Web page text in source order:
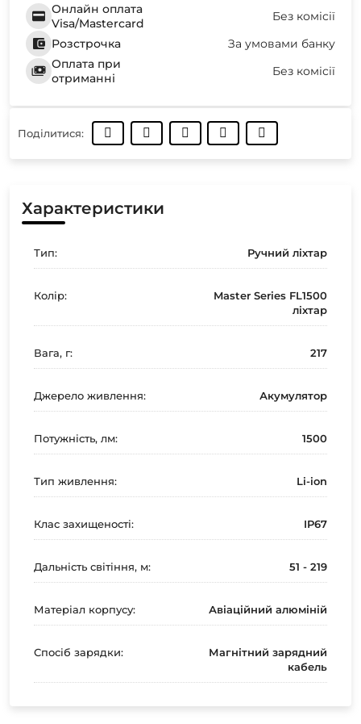
Онлайн оплата
Visa/Mastercard
Без комісії
Розстрочка
За умовами банку
Оплата при
отриманні
Без комісії
Поділитися:
Характеристики
Тип: Ручний ліхтар
Колір:
Master Series FL1500
ліхтар
Вага, г: 217
Джерело живлення: Акумулятор
Потужність, лм: 1500
Тип живлення: Li-ion
Клас захищеності: IP67
Дальність світіння, м: 51 - 219
Матеріал корпусу: Авіаційний алюміній
Спосіб зарядки:
Магнітний зарядний
кабель